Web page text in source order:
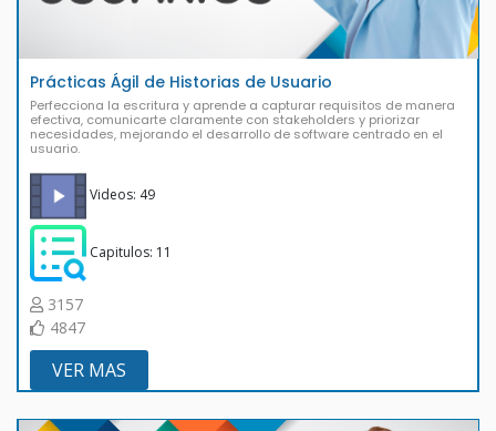
Prácticas Ágil de Historias de Usuario
Perfecciona la escritura y aprende a capturar requisitos de manera
efectiva, comunicarte claramente con stakeholders y priorizar
necesidades, mejorando el desarrollo de software centrado en el
usuario.
Videos: 49
Capitulos: 11
3157
4847
VER MAS